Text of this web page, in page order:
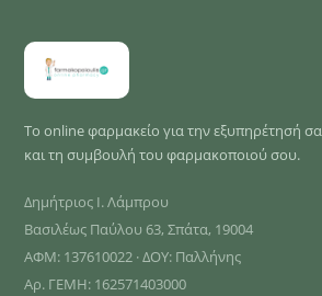
Το online φαρμακείο για την εξυπηρέτησή
και τη συμβουλή του φαρμακοποιού σου.
Δημήτριος Ι. Λάμπρου
Βασιλέως Παύλου 63, Σπάτα, 19004
ΑΦΜ: 137610022 · ΔΟΥ: Παλλήνης
Αρ. ΓΕΜΗ: 162571403000